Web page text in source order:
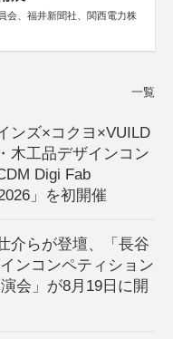
会、福井新聞社、関西電力株
一覧
ンズ×コクヨ×VUILD
木工品デザインコン
Digi Fab
」を初開催
介らが登壇、「長谷
ンコンペティション
会」が8月19日に開